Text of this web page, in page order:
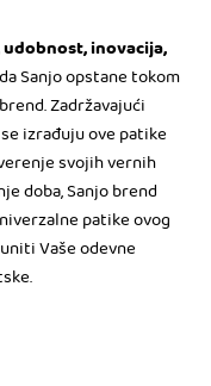
inovacija,
Sanjo opstane tokom
Zadržavajući
izrađuju ove patike
svojih vernih
doba, Sanjo brend
patike ovog
Vaše odevne